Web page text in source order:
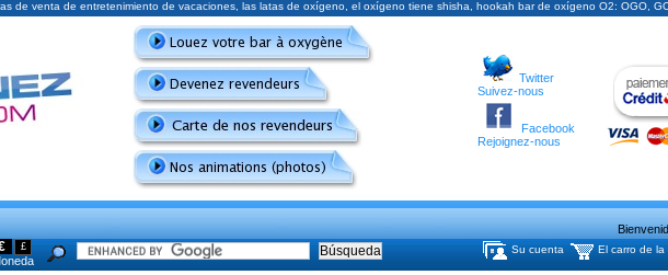
de venta de entretenimiento de vacaciones, las latas de oxígeno, el oxígeno tiene shisha, hookah bar de oxígeno O2: OGO,
Twitter
Suivez-nous
Facebook
Rejoignez-nous
El carro de la
Su cuenta
£